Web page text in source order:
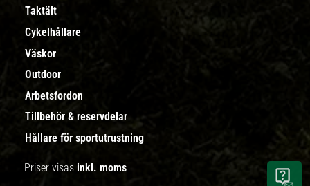
Taktält
Cykelhållare
Väskor
Outdoor
Arbetsfordon
Tillbehör & reservdelar
Hållare för sportutrustning
Priser visas inkl. moms